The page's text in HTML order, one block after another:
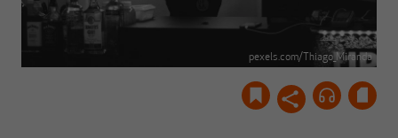
pexels.com/Thiago_Miranda